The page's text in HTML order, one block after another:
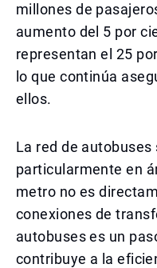
millones de
aumento del 5 por
representan el 25
lo que continúa
ellos.
La red de
particularmente en
metro no es
conexiones de
autobuses es un
contribuye a la